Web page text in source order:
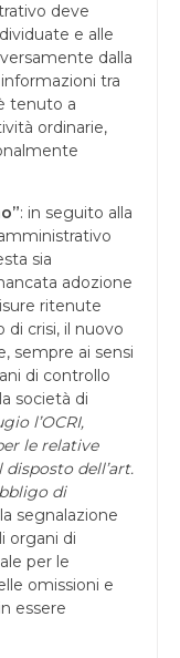
deve
e alle
dalla
tra
tenuto a
ordinarie,
: in seguito alla
sia
adozione
ritenute
di crisi, il nuovo
sempre ai sensi
di controllo
società di
l’OCRI,
le relative
dell’art.
di
segnalazione
organi di
per le
omissioni e
essere